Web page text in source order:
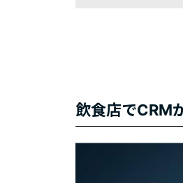
飲食店でCRM